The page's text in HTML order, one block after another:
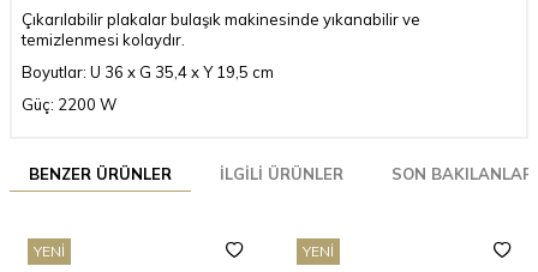
Çıkarılabilir plakalar bulaşık makinesinde yıkanabilir ve
temizlenmesi kolaydır.
Boyutlar: U 36 x G 35,4 x Y 19,5 cm
Güç: 2200 W
BENZER ÜRÜNLER İLGILI ÜRÜNLER SON BAKILANLAR
YENI YENI